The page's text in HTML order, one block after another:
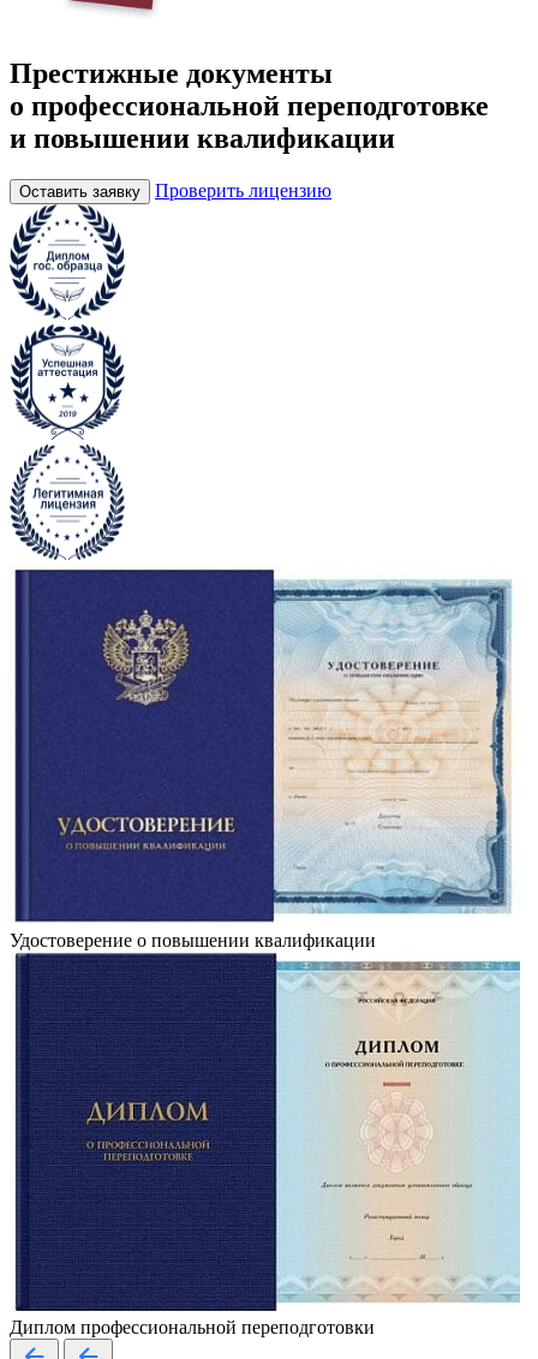
Престижные документы
о профессиональной переподготовке
и повышении квалификации
Оставить заявку Проверить лицензию
Удостоверение о повышении квалификации
Диплом профессиональной переподготовки